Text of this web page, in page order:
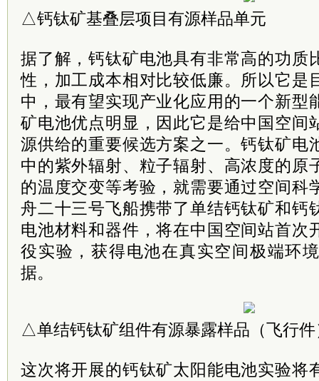
△钙钛矿基叠层项目有源样品单元
据了解，钙钛矿电池具有非常高的功质
性，加工成本相对比较低廉。所以它是
中，最有望实现产业化应用的一个新型
矿电池优点明显，因此它是给中国空间
源供给的重要候选方案之一。钙钛矿电
中的紫外辐射、粒子辐射、高浓度的原
的温度交变等考验，就需要通过空间科
舟二十三号飞船携带了单结钙钛矿和钙
电池材料和器件，将在中国空间站首次
役实验，获得电池在真实空间极端环
据。
△单结钙钛矿组件有源暴露样品（飞行件
这次将开展的钙钛矿太阳能电池实验将